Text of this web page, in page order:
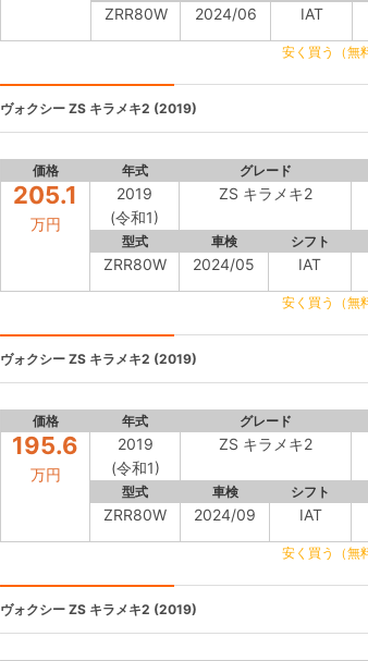
ZRR80W 2024/06 IAT
安く買う（無
ヴォクシー ZS キラメキ2 (2019)
価格 年式 グレード
205.1
万円
2019
(令和1)
ZS キラメキ2
型式 車検 シフト
ZRR80W 2024/05 IAT
安く買う（無
ヴォクシー ZS キラメキ2 (2019)
価格 年式 グレード
195.6
万円
2019
(令和1)
ZS キラメキ2
型式 車検 シフト
ZRR80W 2024/09 IAT
安く買う（無
ヴォクシー ZS キラメキ2 (2019)